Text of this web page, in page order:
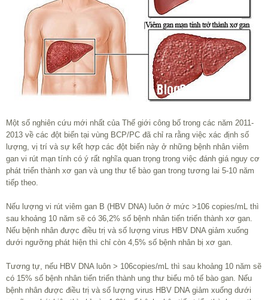
Một số nghiên cứu mới nhất của Thế giới công bố trong các năm 2011-
2013 về các đột biến tại vùng BCP/PC đã chỉ ra rằng việc xác định số
lượng, vị trí và sự kết hợp các đột biến này ở những bệnh nhân viêm
gan vi rút mạn tính có ý rất nghĩa quan trọng trong việc đánh giá nguy cơ
phát triển thành xơ gan và ung thư tế bào gan trong tương lai 5-10 năm
tiếp theo.
Nếu lượng vi rút viêm gan B (HBV DNA) luôn ở mức >106 copies/mL thì
sau khoảng 10 năm sẽ có 36,2% số bệnh nhân tiến triển thành xơ gan.
Nếu bệnh nhân được điều trị và số lượng virus HBV DNA giảm xuống
dưới ngưỡng phát hiện thì chỉ còn 4,5% số bệnh nhân bị xơ gan.
Tương tự, nếu HBV DNA luôn > 106copies/mL thì sau khoảng 10 năm sẽ
có 15% số bệnh nhân tiến triển thành ung thư biểu mô tế bào gan. Nếu
bệnh nhân được điều trị và số lượng virus HBV DNA giảm xuống dưới